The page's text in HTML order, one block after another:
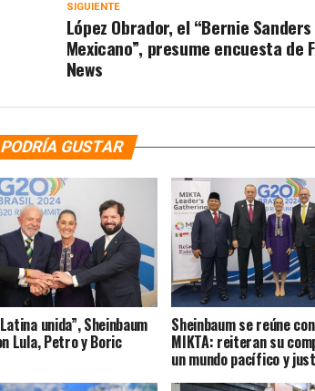
SIGUIENTE
López Obrador, el “Bernie Sanders
Mexicano”, presume encuesta de
News
GUSTAR
unida”, Sheinbaum
Lula, Petro y Boric
Sheinbaum se reúne
MIKTA: reiteran su
un mundo pacífico y